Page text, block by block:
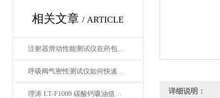
相关文章 / ARTICLE
注射器滑动性能测试仪在药包材检测中的应用
呼吸阀气密性测试仪如何快速判断呼吸阀是否失效？
理涛 LT-F1000 碳酸钙吸油值测试仪 介绍说明 详细说明：